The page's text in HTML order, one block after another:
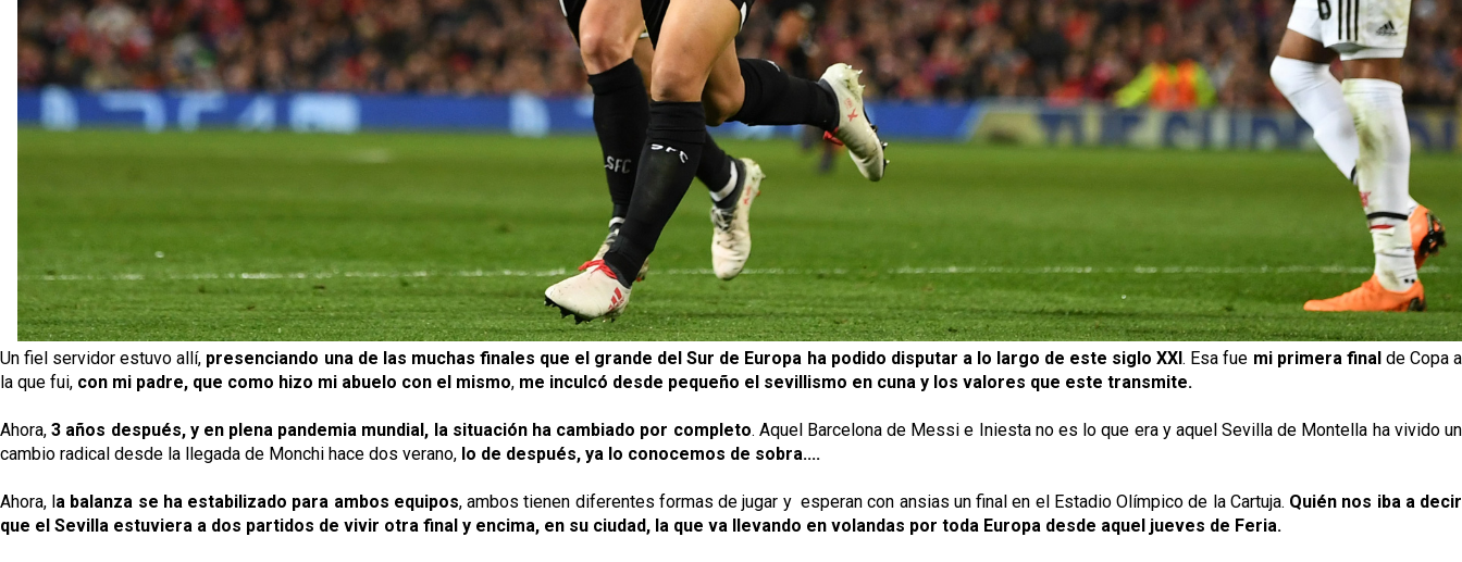
Un fiel servidor estuvo allí, presenciando una de las muchas finales que el grande del Sur de Europa ha podido disputar a lo largo de este siglo XXI. Esa fue mi primera finalde Copa a
la que fui, con mi padre, que como hizo mi abuelo con el mismo, me inculcó desde pequeño el sevillismo en cuna y los valores que este transmite.
Ahora, 3 años después, y en plena pandemia mundial, la situación ha cambiado por completo. Aquel Barcelona de Messi e Iniesta no es lo que era y aquel Sevilla de Montella ha vivido un
cambio radical desde la llegada de Monchi hace dos verano, lo de después, ya lo conocemos de sobra....
Ahora, la balanza se ha estabilizado para ambos equipos, ambos tienen diferentes formas de jugar y esperan con ansias un final en el Estadio Olímpico de la Cartuja. Quién nos iba a decir
que el Sevilla estuviera a dos partidos de vivir otra final y encima, en su ciudad, la que va llevando en volandas por toda Europa desde aquel jueves de Feria.